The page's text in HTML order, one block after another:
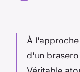
À
d'un